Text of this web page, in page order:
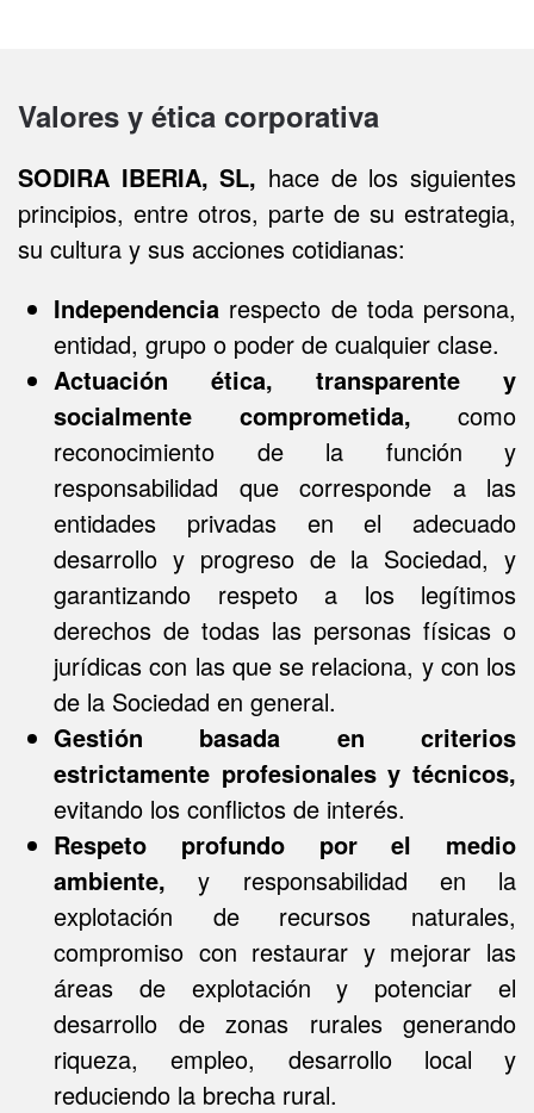
Valores y ética corporativa
SODIRA IBERIA, SL, hace de los siguientes
principios, entre otros, parte de su estrategia,
su cultura y sus acciones cotidianas:
Independencia respecto de toda persona,
entidad, grupo o poder de cualquier clase.
Actuación ética, transparente y
socialmente comprometida, como
reconocimiento de la función y
responsabilidad que corresponde a las
entidades privadas en el adecuado
desarrollo y progreso de la Sociedad, y
garantizando respeto a los legítimos
derechos de todas las personas físicas o
jurídicas con las que se relaciona, y con los
de la Sociedad en general.
Gestión basada en criterios
estrictamente profesionales y técnicos,
evitando los conflictos de interés.
Respeto profundo por el medio
ambiente, y responsabilidad en la
explotación de recursos naturales,
compromiso con restaurar y mejorar las
áreas de explotación y potenciar el
desarrollo de zonas rurales generando
riqueza, empleo, desarrollo local y
reduciendo la brecha rural.